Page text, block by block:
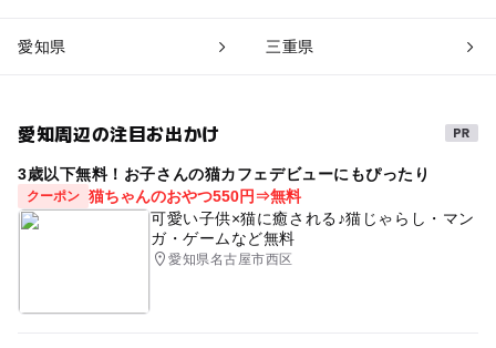
愛知県 三重県
愛知周辺の注目お出かけ
3歳以下無料！お子さんの猫カフェデビューにもぴったり
クーポン 猫ちゃんのおやつ550円⇒無料
可愛い子供×猫に癒される♪猫じゃらし・マン
ガ・ゲームなど無料
愛知県名古屋市西区